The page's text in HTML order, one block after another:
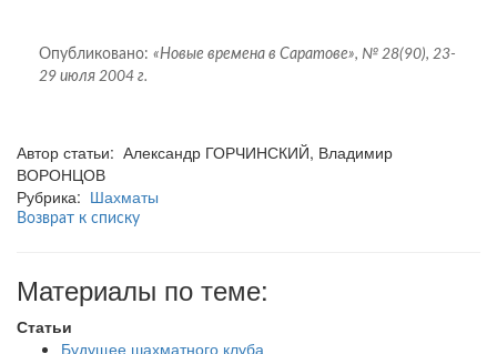
Опубликовано: «Новые времена в Саратове», № 28(90), 23-
29 июля 2004 г.
Автор статьи: Александр ГОРЧИНСКИЙ, Владимир
ВОРОНЦОВ
Рубрика: Шахматы
Возврат к списку
Материалы по теме:
Статьи
Будущее шахматного клуба